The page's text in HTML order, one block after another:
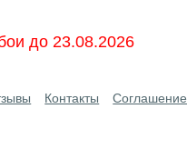
до 23.08.2026
Контакты Соглашение